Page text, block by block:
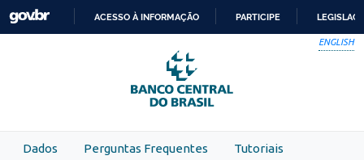
Skip to main content
PARA
O
CONTEÚDO
ACESSO À INFORMAÇÃO PARTICIPE
ENGLISH
Dados Perguntas Frequentes Tutoriais